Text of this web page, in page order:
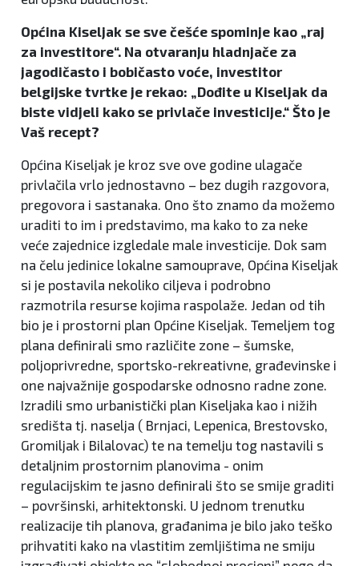
Općina Kiseljak se sve češće spominje kao „raj
za investitore“. Na otvaranju hladnjače za
jagodičasto i bobičasto voće, investitor
belgijske tvrtke je rekao: „Dođite u Kiseljak da
biste vidjeli kako se privlače investicije.“ Što je
Vaš recept?
Općina Kiseljak je kroz sve ove godine ulagače
privlačila vrlo jednostavno – bez dugih razgovora,
pregovora i sastanaka. Ono što znamo da možemo
uraditi to im i predstavimo, ma kako to za neke
veće zajednice izgledale male investicije. Dok sam
na čelu jedinice lokalne samouprave, Općina Kiseljak
si je postavila nekoliko ciljeva i podrobno
razmotrila resurse kojima raspolaže. Jedan od tih
bio je i prostorni plan Općine Kiseljak. Temeljem tog
plana definirali smo različite zone – šumske,
poljoprivredne, sportsko-rekreativne, građevinske i
one najvažnije gospodarske odnosno radne zone.
Izradili smo urbanistički plan Kiseljaka kao i nižih
središta tj. naselja ( Brnjaci, Lepenica, Brestovsko,
Gromiljak i Bilalovac) te na temelju tog nastavili s
detaljnim prostornim planovima - onim
regulacijskim te jasno definirali što se smije graditi
– površinski, arhitektonski. U jednom trenutku
realizacije tih planova, građanima je bilo jako teško
prihvatiti kako na vlastitim zemljištima ne smiju